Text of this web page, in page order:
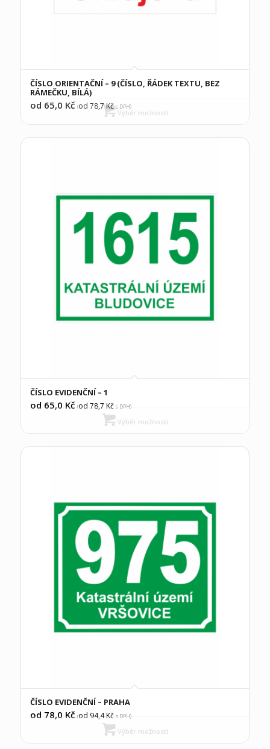
ČÍSLO ORIENTAČNÍ – 9 (ČÍSLO, ŘÁDEK TEXTU, BEZ
RÁMEČKU, BÍLÁ)
od 65,0 Kč (od 78,7Kčs DPH)
Výběr možností
ČÍSLO EVIDENČNÍ – 1
od 65,0 Kč (od 78,7 Kčs DPH)
Výběr možností
ČÍSLO EVIDENČNÍ – PRAHA
od 78,0 Kč (od 94,4Kčs DPH)
Výběr možností